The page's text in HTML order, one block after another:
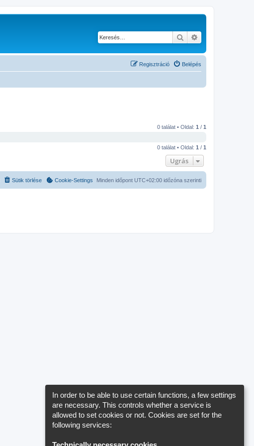
Keresés
Belépés
Regisztráció
0 találat • Oldal: 1 / 1
0 találat • Oldal: 1 / 1
Ugrás
Minden időpont UTC+02:00 időzóna szerinti
Cookie-Settings
Sütik törlése
In order to be able to use certain functions, a few settings
are necessary. This controls whether a service is
allowed to set cookies or not. Cookies are set for the
following services: